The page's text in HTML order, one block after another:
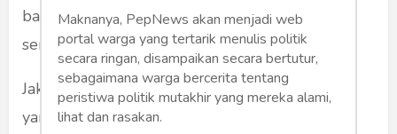
bagus dan adem untuk jaket tidak boleh
sembarangan.
Jaket kini sudah mulai dibuat dengan desain
yang menarik dan fashionable tanpa
Maknanya, PepNews akan menjadi web
portal warga yang tertarik menulis politik
secara ringan, disampaikan secara bertutur,
sebagaimana warga bercerita tentang
peristiwa politik mutakhir yang mereka alami,
lihat dan rasakan.